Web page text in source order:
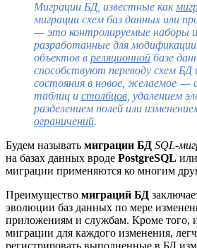
Миграции БД, известные как
миграции схем баз данных или
— это контролируемые наборы
разработанные для
объектов в реляционной базе
способствуют переводу схем БД
состояния в новое, желаемое —
таблиц и столбцов , удалением
разделением полей или
ограничений.
Будем называть миграции БД SQL-
на базах данных вроде PostgreSQL или
миграции применяются ко многим
Преимущество миграций БД
эволюции баз данных по мере
приложениям и службам. Кроме того,
миграции для каждого изменения,